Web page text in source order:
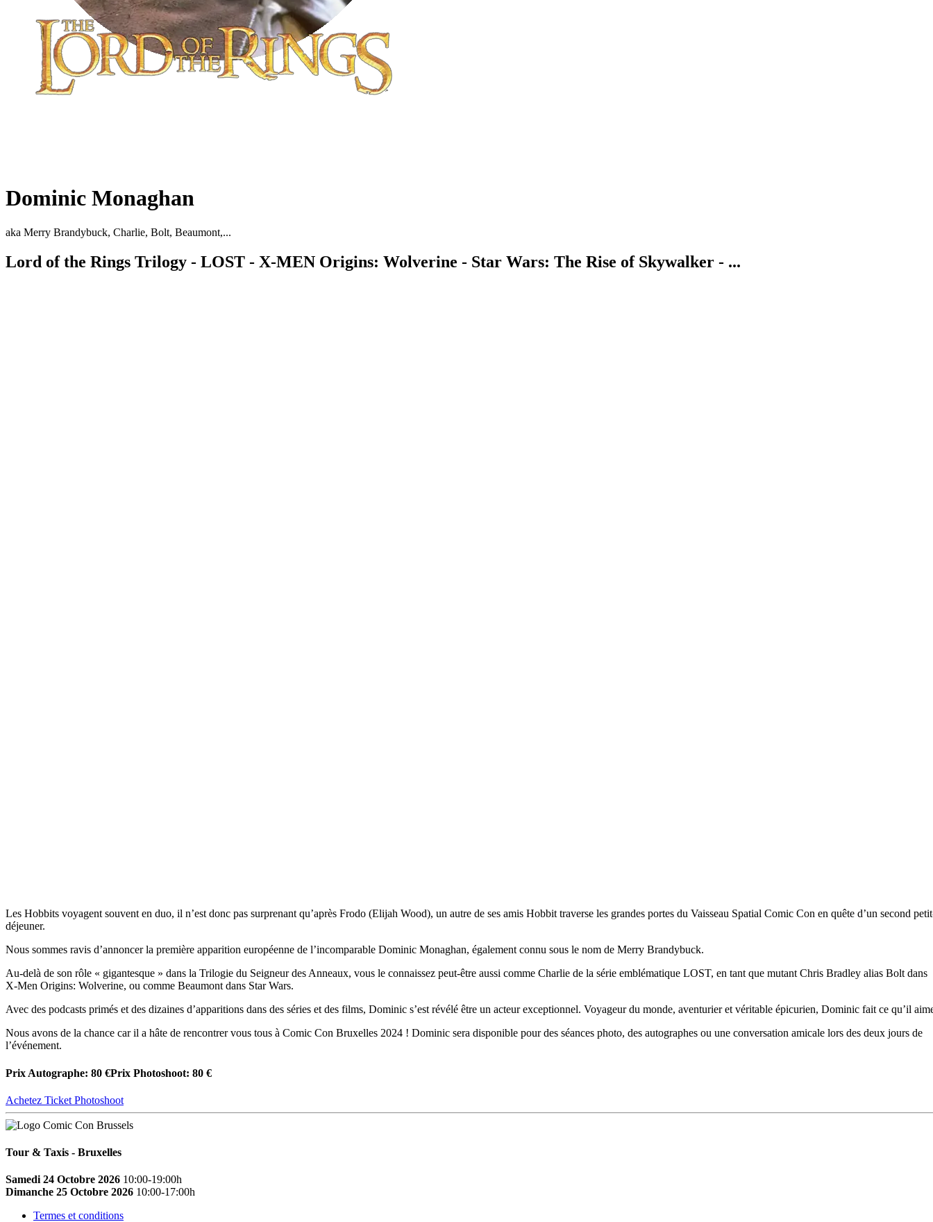
Dominic Monaghan
aka Merry Brandybuck, Charlie, Bolt, Beaumont,...
Lord of the Rings Trilogy - LOST - X-MEN Origins: Wolverine - Star Wars: The Rise of Skywalker - ...
Les Hobbits voyagent souvent en duo, il n’est donc pas surprenant qu’après Frodo (Elijah Wood), un autre de ses amis Hobbit traverse les grandes portes du Vaisseau Spatial Comic Con en quête d’un second
déjeuner.
Nous sommes ravis d’annoncer la première apparition européenne de l’incomparable Dominic Monaghan, également connu sous le nom de Merry Brandybuck.
Au-delà de son rôle « gigantesque » dans la Trilogie du Seigneur des Anneaux, vous le connaissez peut-être aussi comme Charlie de la série emblématique LOST, en tant que mutant Chris Bradley alias Bolt dans
X-Men Origins: Wolverine, ou comme Beaumont dans Star Wars.
Avec des podcasts primés et des dizaines d’apparitions dans des séries et des films, Dominic s’est révélé être un acteur exceptionnel. Voyageur du monde, aventurier et véritable épicurien, Dominic fait ce qu’il
Nous avons de la chance car il a hâte de rencontrer vous tous à Comic Con Bruxelles 2024 ! Dominic sera disponible pour des séances photo, des autographes ou une conversation amicale lors des deux jours de
l’événement.
Prix Autographe: 80 €Prix Photoshoot: 80 €
Achetez Ticket Photoshoot
Tour & Taxis - Bruxelles
Samedi 24 Octobre 2026 10:00-19:00h
Dimanche 25 Octobre 2026 10:00-17:00h
Termes et conditions